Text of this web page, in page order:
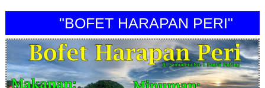
"BOFET HARAPAN PERI"